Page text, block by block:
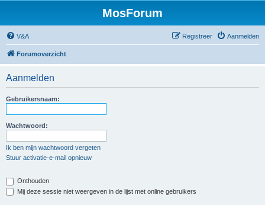
MosForum
V&A Aanmelden
Registreer
Forumoverzicht
Aanmelden
Gebruikersnaam:
Wachtwoord:
Ik ben mijn wachtwoord vergeten
Stuur activatie-e-mail opnieuw
Onthouden
Mij deze sessie niet weergeven in de lijst met online gebruikers